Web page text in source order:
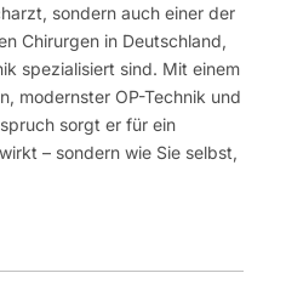
sondern auch einer der
Chirurgen in Deutschland,
spezialisiert sind. Mit einem
modernster OP-Technik und
sorgt er für ein
– sondern wie Sie selbst,